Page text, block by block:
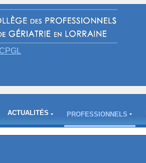
ACTUALITÉS PROFESSIONNELS